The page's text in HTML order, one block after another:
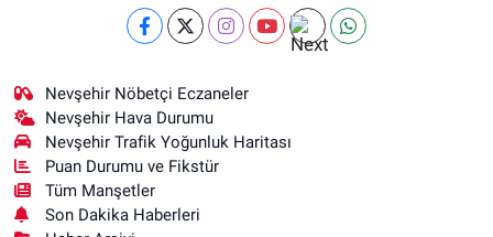
Nevşehir Nöbetçi Eczaneler
Nevşehir Hava Durumu
Nevşehir Trafik Yoğunluk Haritası
Puan Durumu ve Fikstür
Tüm Manşetler
Son Dakika Haberleri